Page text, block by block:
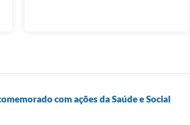
com ações da Saúde e Social